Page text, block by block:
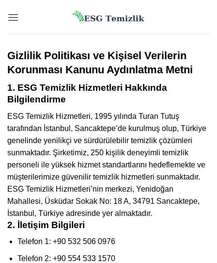
atla
Gizlilik Politikası ve Kişisel Verilerin
Korunması Kanunu Aydınlatma Metni
1. ESG Temizlik Hizmetleri Hakkında
Bilgilendirme
ESG Temizlik Hizmetleri, 1995 yılında Turan Tutuş
tarafından İstanbul, Sancaktepe’de kurulmuş olup, Türkiye
genelinde yenilikçi ve sürdürülebilir temizlik çözümleri
sunmaktadır. Şirketimiz, 250 kişilik deneyimli temizlik
personeli ile yüksek hizmet standartlarını hedeflemekte ve
müşterilerimize güvenilir temizlik hizmetleri sunmaktadır.
ESG Temizlik Hizmetleri’nin merkezi, Yenidoğan
Mahallesi, Üsküdar Sokak No: 18 A, 34791 Sancaktepe,
İstanbul, Türkiye adresinde yer almaktadır.
2. İletişim Bilgileri
Telefon 1: +90 532 506 0976
Telefon 2: +90 554 533 1570